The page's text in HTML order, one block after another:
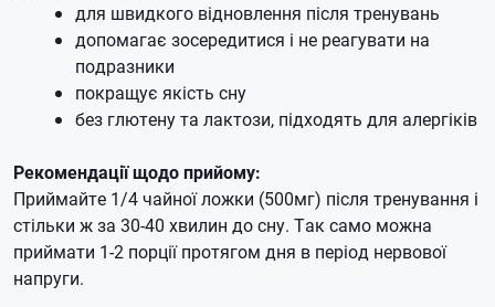
для швидкого відновлення після тренувань
допомагає зосередитися і не реагувати на
подразники
покращує якість сну
без глютену та лактози, підходять для алергіків
Рекомендації щодо прийому:
Приймайте 1/4 чайної ложки (500мг) після тренування і
стільки ж за 30-40 хвилин до сну. Так само можна
приймати 1-2 порції протягом дня в період нервової
напруги.